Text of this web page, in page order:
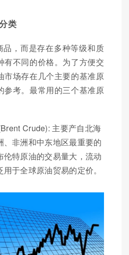
类
品，而是存在多种等级和质
有不同的价格。为了方便交
市场存在几个主要的基准原
参考。最常用的三个基准原
Crude): 主要产自北海
、非洲和中东地区最重要的
伦特原油的交易量大，流动
于全球原油贸易的定价。